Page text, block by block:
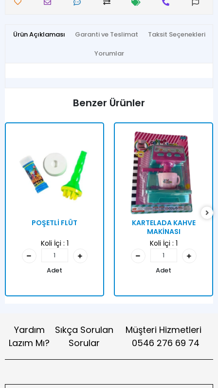
Ürün Açıklaması Garanti ve Teslimat Taksit Seçenekleri
Yorumlar
Benzer Ürünler
POŞETLİ FLÜT
Koli İçi : 1
Adet
KARTELADA KAHVE
MAKİNASI
Koli İçi : 1
Adet
Yardım
Lazım Mı?
Sıkça Sorulan
Sorular
Müşteri Hizmetleri
0546 276 69 74